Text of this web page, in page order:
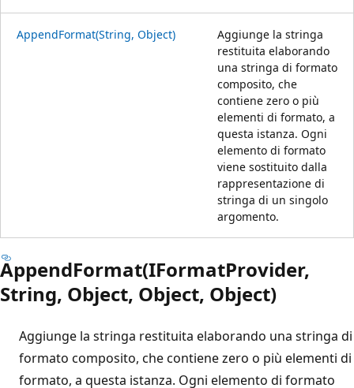
AppendFormat(String, Object)
Aggiunge la stringa
restituita elaborando
una stringa di formato
composito, che
contiene zero o più
elementi di formato, a
questa istanza. Ogni
elemento di formato
viene sostituito dalla
rappresentazione di
stringa di un singolo
argomento.
AppendFormat(IFormatProvider,
String, Object, Object, Object)
Aggiunge la stringa restituita elaborando una stringa di
formato composito, che contiene zero o più elementi di
formato, a questa istanza. Ogni elemento di formato